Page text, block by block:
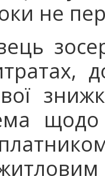
не